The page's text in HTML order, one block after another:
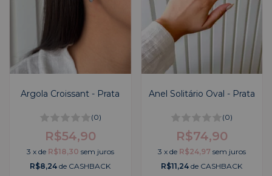
Argola Croissant - Prata
(0)
R$54,90
3 x de R$18,30 sem juros
R$8,24 de CASHBACK
Anel Solitário Oval - Prata
(0)
R$74,90
3 x de R$24,97 sem juros
R$11,24 de CASHBACK